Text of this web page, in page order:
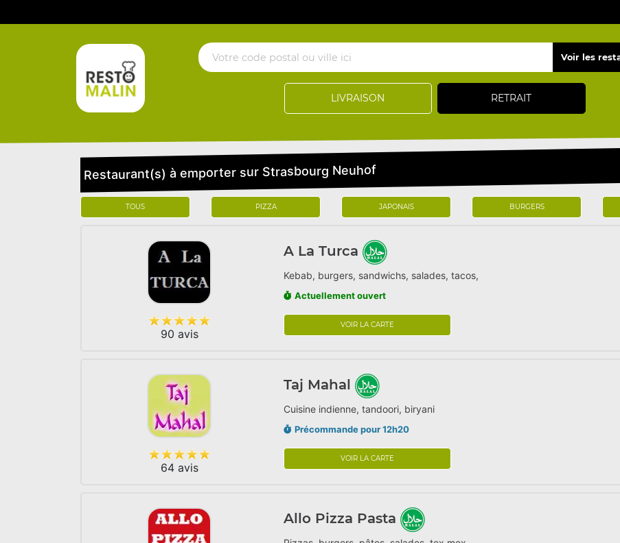
LIVRAISON RETRAIT
Restaurant(s) à emporter sur Strasbourg Neuhof
TOUS PIZZA JAPONAIS BURGERS
90 avis
A La Turca
Kebab, burgers, sandwichs, salades, tacos,
Actuellement ouvert
VOIR LA CARTE
64 avis
Taj Mahal
Cuisine indienne, tandoori, biryani
Précommande pour 12h20
VOIR LA CARTE
Allo Pizza Pasta